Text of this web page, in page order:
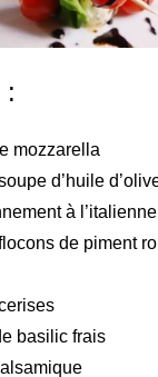
:
mozzarella
d’huile
à l’italienne
de piment
basilic frais